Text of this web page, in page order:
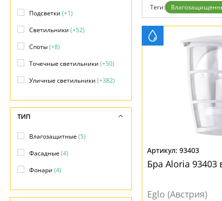
Доставка и оплата
Гарантия
Возврат
Установка
Бренды
Контакты
Теги:
93403
Бра Aloria
Eglo (Австрия)
Подсветки (+1)
Светильники (+52)
Споты(+8)
Точечные светильники (+50)
Уличные светильники (+382)
ТИП
Влагозащитные(5)
Фасадные(4)
Фонари (4)